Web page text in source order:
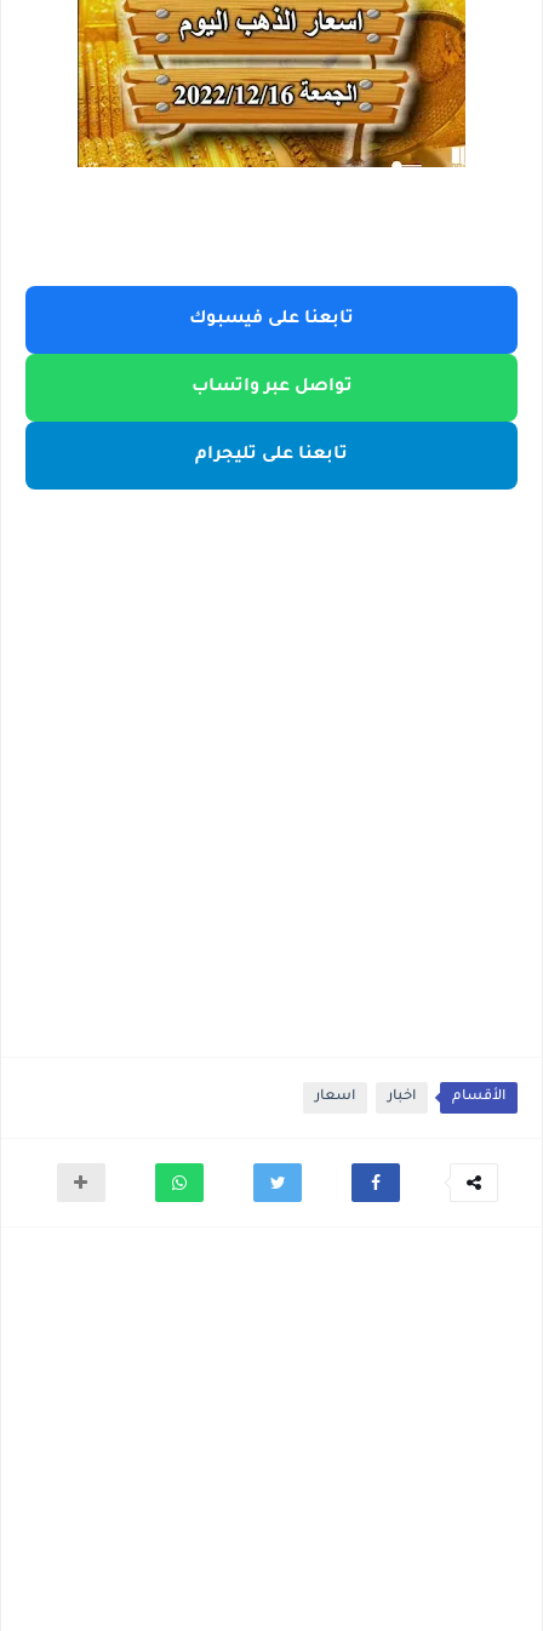
تابعنا على فيسبوك
تواصل عبر واتساب
تابعنا على تليجرام
الأقسام اخبار اسعار